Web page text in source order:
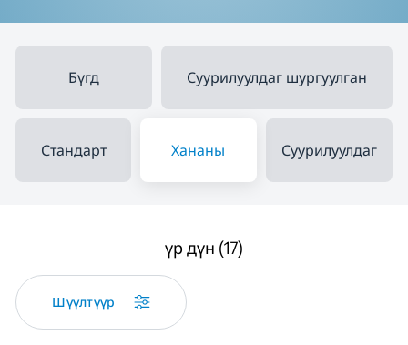
Бүгд Суурилуулдаг шургуулган
Стандарт Хананы Суурилуулдаг
үр дүн (17)
Шүүлтүүр